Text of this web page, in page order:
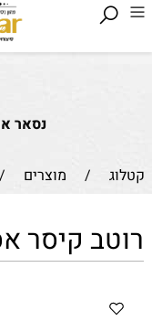
נסאר
קטלוג / מוצרים /
רוטב קיסר